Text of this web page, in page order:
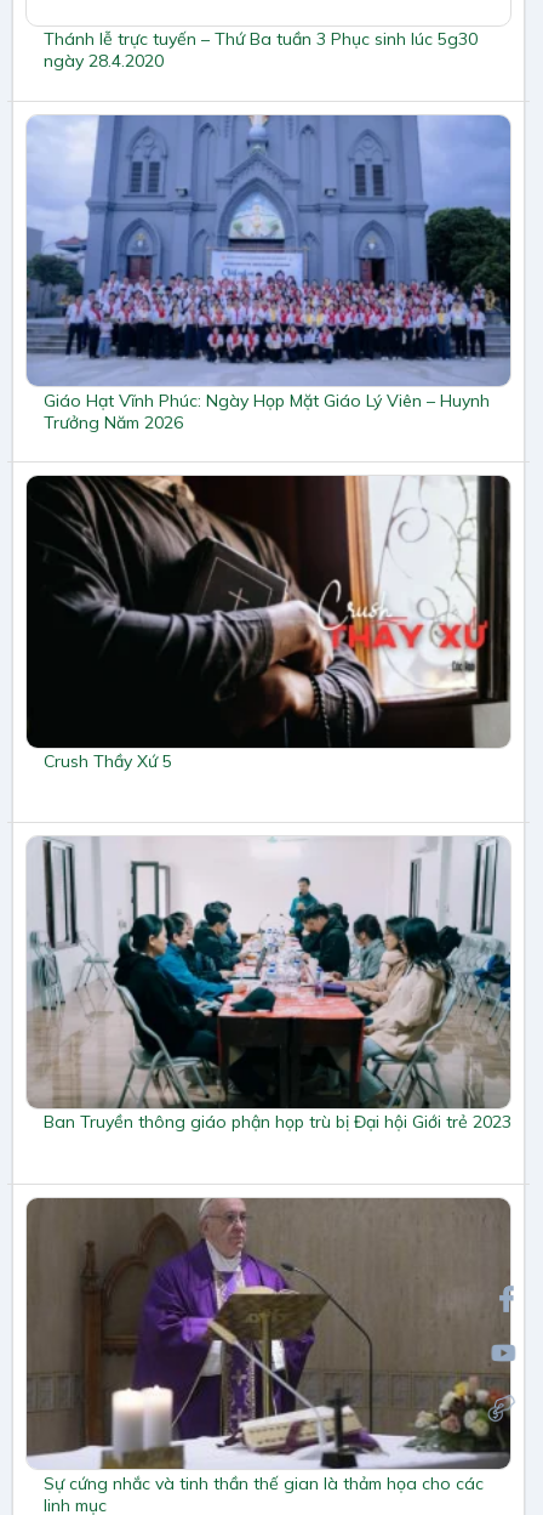
Thánh lễ trực tuyến – Thứ Ba tuần 3 Phục sinh lúc 5g30
ngày 28.4.2020
Giáo Hạt Vĩnh Phúc: Ngày Họp Mặt Giáo Lý Viên – Huynh
Trưởng Năm 2026
Crush Thầy Xứ 5
Ban Truyền thông giáo phận họp trù bị Đại hội Giới trẻ 2023
Sự cứng nhắc và tinh thần thế gian là thảm họa cho các
linh mục